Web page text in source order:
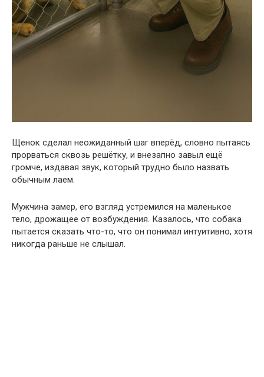
Щенок сделал неожиданный шаг вперёд, словно пытаясь
прорваться сквозь решётку, и внезапно завыл ещё
громче, издавая звук, который трудно было назвать
обычным лаем.
Мужчина замер, его взгляд устремился на маленькое
тело, дрожащее от возбуждения. Казалось, что собака
пытается сказать что-то, что он понимал интуитивно, хотя
никогда раньше не слышал.